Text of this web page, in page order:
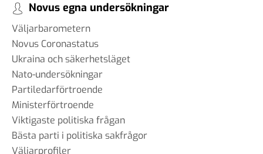
Novus egna undersökningar
Väljarbarometern
Novus Coronastatus
Ukraina och säkerhetsläget
Nato-undersökningar
Partiledarförtroende
Ministerförtroende
Viktigaste politiska frågan
Bästa parti i politiska sakfrågor
Väljarprofiler